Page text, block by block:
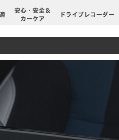
安心・安全＆
カーケア
ドライブレコーダー